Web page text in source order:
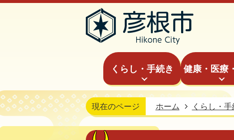
くらし・手続き 健康・医療
現在のページ ホーム くらし・手